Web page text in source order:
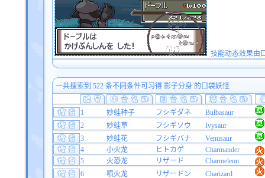
技能动态效果由
一共搜索到 522 条不同条件可习得 影子分身 的口袋妖怪
1 妙蛙种子 フシギダネ
Bulbasaur
2
妙蛙草 フシギソウ
Ivysaur
3
妙蛙花 フシギバナ
Venusaur
4
小火龙 ヒトカゲ
Charmander
5
火恐龙 リザード
Charmeleon
6
喷火龙 リザードン
Charizard